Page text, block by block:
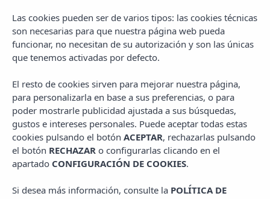
Las cookies pueden ser de varios tipos: las cookies técnicas
son necesarias para que nuestra página web pueda
funcionar, no necesitan de su autorización y son las únicas
que tenemos activadas por defecto.
El resto de cookies sirven para mejorar nuestra página,
para personalizarla en base a sus preferencias, o para
poder mostrarle publicidad ajustada a sus búsquedas,
gustos e intereses personales. Puede aceptar todas estas
cookies pulsando el botón ACEPTAR, rechazarlas pulsando
el botón RECHAZAR o configurarlas clicando en el
apartado CONFIGURACIÓN DE COOKIES.
Si desea más información, consulte la POLÍTICA DE